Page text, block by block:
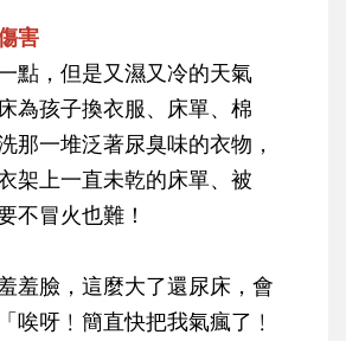
害
點，但是又濕又冷的天氣
為孩子換衣服、床單、棉
那一堆泛著尿臭味的衣物，
架上一直未乾的床單、被
不冒火也難！
羞臉，這麼大了還尿床，會
唉呀﹗簡直快把我氣瘋了﹗